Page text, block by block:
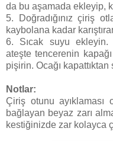
da bu aşamada ekleyip,
5. Doğradığınız çiriş
kaybolana kadar
6. Sıcak suyu ekleyin.
ateşte tencerenin
pişirin. Ocağı
Notlar:
Çiriş otunu ayıklaması
bağlayan beyaz zarı
kestiğinizde zar kolayca